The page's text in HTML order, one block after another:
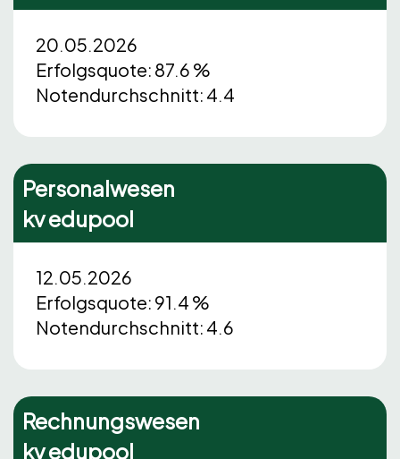
20.05.2026
Erfolgsquote: 87.6 %
Notendurchschnitt: 4.4
Personalwesen
kv edupool
12.05.2026
Erfolgsquote: 91.4 %
Notendurchschnitt: 4.6
Rechnungswesen
kv edupool